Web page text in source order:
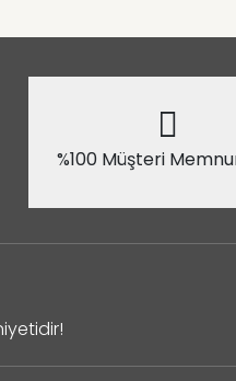
%100 Müşteri